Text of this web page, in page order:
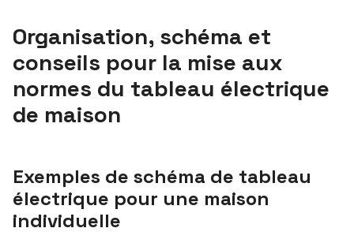
Organisation, schéma et
conseils pour la mise aux
normes du tableau électrique
de maison
Exemples de schéma de tableau
électrique pour une maison
individuelle